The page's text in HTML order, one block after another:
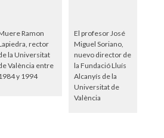
Ramon
rector
la Universitat
València entre
y 1994
El profesor José
Miguel Soriano,
nuevo director de
la Fundació Lluís
Alcanyís de la
Universitat de
València